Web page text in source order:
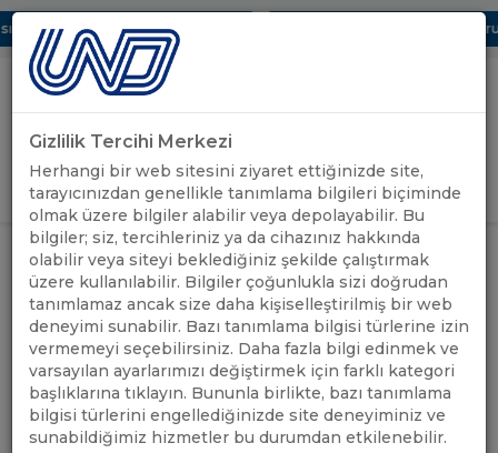
Dijital UBAK Bölümü Hakkında UND, Yunanistan Vize
Uluslararası Nakliyeciler Derneği
GİRİŞ YAP
ANASAYFA /
ÖNEMLİ
DUYURULAR
/
AZERBAYCAN’DA GABARİ DIŞI
TAŞIMA İZİNLERİNDE YAŞANAN
SORUNLAR TAKİP FORMU
AZERBAYCAN’DA GABARİ
DIŞI TAŞIMA İZİNLERİNDE
YAŞANAN SORUNLAR TAKİP
Gizlilik Tercihi Merkezi
Herhangi bir web sitesini ziyaret ettiğinizde site,
tarayıcınızdan genellikle tanımlama bilgileri biçiminde
olmak üzere bilgiler alabilir veya depolayabilir. Bu
bilgiler; siz, tercihleriniz ya da cihazınız hakkında
olabilir veya siteyi beklediğiniz şekilde çalıştırmak
üzere kullanılabilir. Bilgiler çoğunlukla sizi doğrudan
tanımlamaz ancak size daha kişiselleştirilmiş bir web
deneyimi sunabilir. Bazı tanımlama bilgisi türlerine izin
vermemeyi seçebilirsiniz. Daha fazla bilgi edinmek ve
varsayılan ayarlarımızı değiştirmek için farklı kategori
başlıklarına tıklayın. Bununla birlikte, bazı tanımlama
bilgisi türlerini engellediğinizde site deneyiminiz ve
sunabildiğimiz hizmetler bu durumdan etkilenebilir.